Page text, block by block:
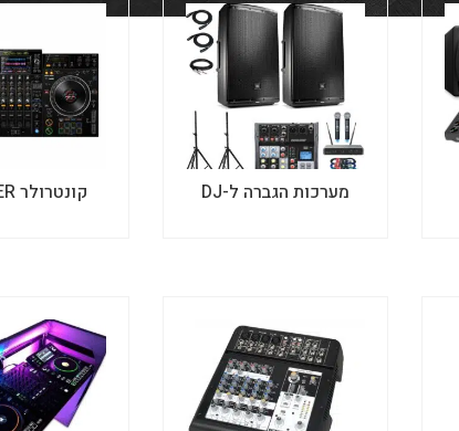
מערכות הגברה ל-DJ קונטרולר PIONEER